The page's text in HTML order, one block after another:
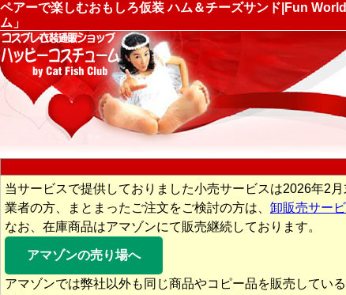
ペアーで楽しむおもしろ仮装 ハム＆チーズサンド|Fun
ム」
当サービスで提供しておりました小売サービスは2026年2
業者の方、まとまったご注文をご検討の方は、 卸販売サー
なお、在庫商品はアマゾンにて販売継続しております。
アマゾンの売り場へ
アマゾンでは弊社以外も同じ商品やコピー品を販売している